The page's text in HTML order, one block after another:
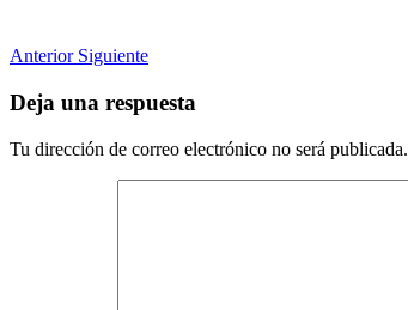
Anterior Siguiente
Deja una respuesta
Tu dirección de correo electrónico no será publicada.